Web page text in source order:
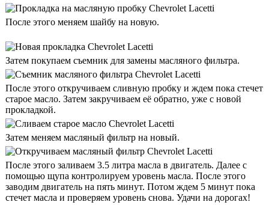
После этого меняем шайбу на новую.
Затем покупаем съемник для замены масляного фильтра.
После этого откручиваем сливную пробку и ждем пока стечет
старое масло. Затем закручиваем её обратно, уже с новой
прокладкой.
Затем меняем масляный фильтр на новый.
После этого заливаем 3.5 литра масла в двигатель. Далее с
помощью щупа контролируем уровень масла. После этого
заводим двигатель на пять минут. Потом ждем 5 минут пока
стечет масла и проверяем уровень снова. Удачи на дорогах!